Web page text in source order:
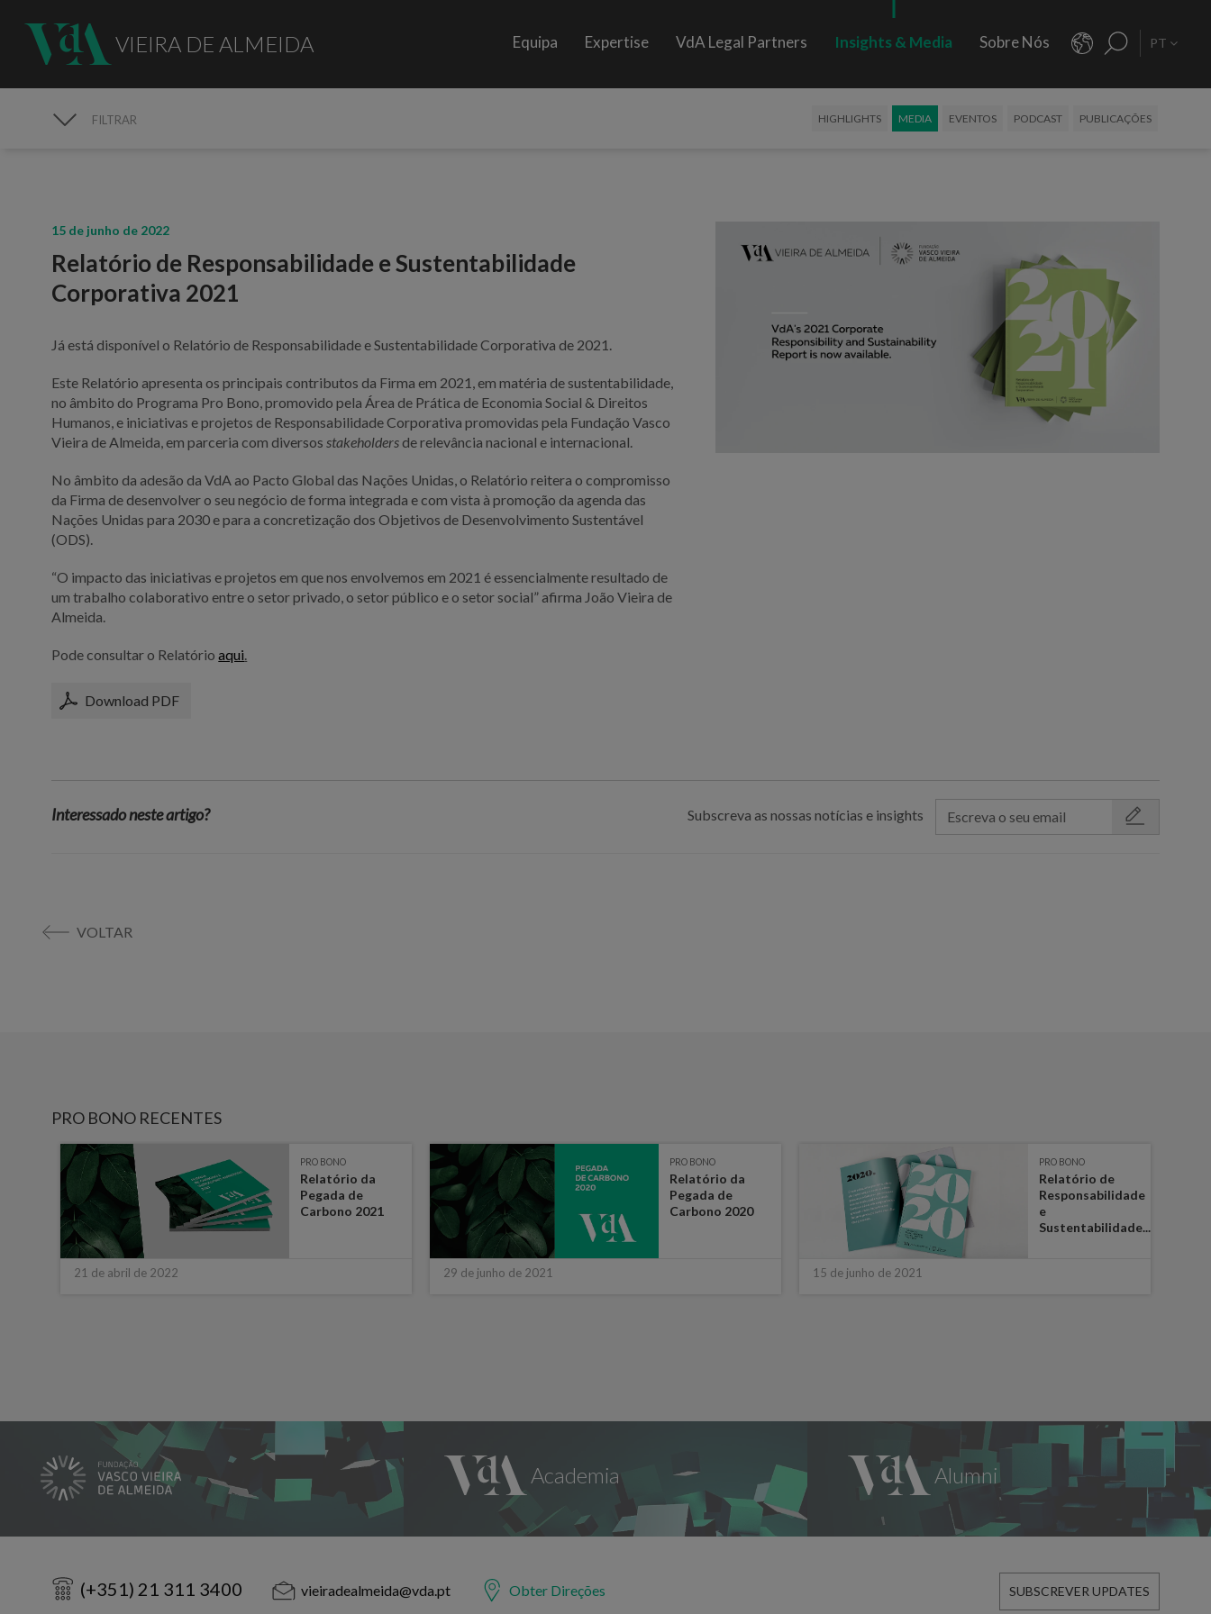
VIEIRA DE ALMEIDA Equipa Expertise VdA Legal Partners Insights & Media Sobre Nós PT
FILTRAR HIGHLIGHTS MEDIA EVENTOS PODCAST PUBLICAÇÕES
15 de junho de 2022
Relatório de Responsabilidade e Sustentabilidade
Corporativa 2021
Já está disponível o Relatório de Responsabilidade e Sustentabilidade Corporativa de 2021.
Este Relatório apresenta os principais contributos da Firma em 2021, em matéria de sustentabilidade,
no âmbito do Programa Pro Bono, promovido pela Área de Prática de Economia Social & Direitos
Humanos, e iniciativas e projetos de Responsabilidade Corporativa promovidas pela Fundação Vasco
Vieira de Almeida, em parceria com diversos stakeholders de relevância nacional e internacional.
No âmbito da adesão da VdA ao Pacto Global das Nações Unidas, o Relatório reitera o compromisso
da Firma de desenvolver o seu negócio de forma integrada e com vista à promoção da agenda das
Nações Unidas para 2030 e para a concretização dos Objetivos de Desenvolvimento Sustentável
(ODS).
“O impacto das iniciativas e projetos em que nos envolvemos em 2021 é essencialmente resultado de
um trabalho colaborativo entre o setor privado, o setor público e o setor social” afirma João Vieira de
Almeida.
Pode consultar o Relatórioaqui
Download PDF
Interessado neste artigo? Subscreva as nossas notícias e insights
VOLTAR
PRO BONO RECENTES
PRO BONO
Relatório da
Pegada de
Carbono 2021
21 de abril de 2022
PRO BONO
Relatório da
Pegada de
Carbono 2020
29 de junho de 2021
PRO BONO
Relatório de
Responsabilidade
e
Sustentabilidade...
15 de junho de 2021
(+351) 21 311 3400 vieiradealmeida@vda.pt Obter Direções SUBSCREVER UPDATES